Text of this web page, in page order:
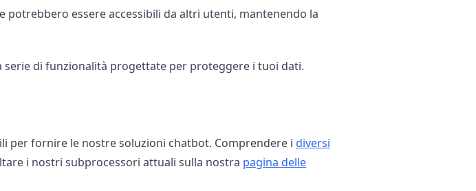
essere accessibili da altri utenti, mantenendo la
serie di funzionalità progettate per proteggere i tuoi dati.
per fornire le nostre soluzioni chatbot. Comprendere i diversi
i nostri subprocessori attuali sulla nostra pagina delle